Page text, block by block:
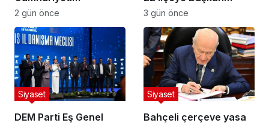
Kaybetmeyin!
2 gün önce
Atamasını Yaptı
3 gün önce
DEM Parti Eş Genel
Siyaset
Bahçeli çerçeve yasa
Siyaset